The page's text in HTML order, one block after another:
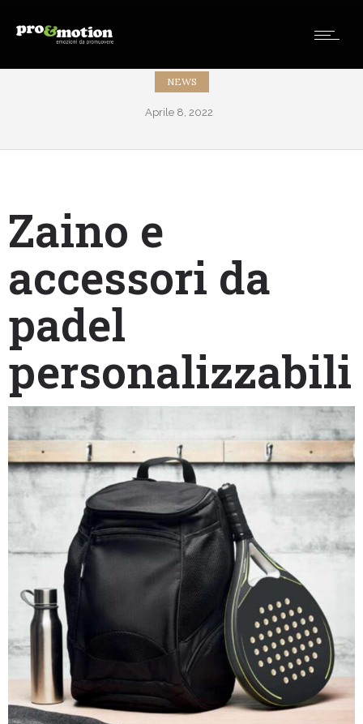
NEWS
Aprile 8, 2022
Zaino e
accessori da
padel
personalizzabili